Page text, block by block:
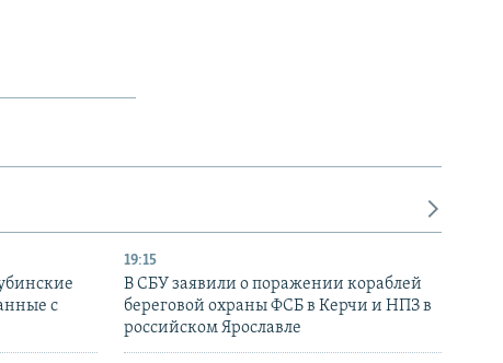
с
19:15
В СБУ заявили о поражении кораблей
береговой охраны ФСБ в Керчи и НПЗ в
российском Ярославле